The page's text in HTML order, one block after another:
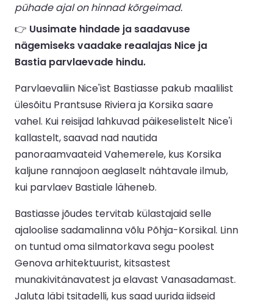
pühade ajal on hinnad kõrgeimad.
👉 Uusimate hindade ja saadavuse
nägemiseks vaadake reaalajas Nice ja
Bastia parvlaevade hindu.
Parvlaevaliin Nice'ist Bastiasse pakub maalilist
ülesõitu Prantsuse Riviera ja Korsika saare
vahel. Kui reisijad lahkuvad päikeselistelt Nice'i
kallastelt, saavad nad nautida
panoraamvaateid Vahemerele, kus Korsika
kaljune rannajoon aeglaselt nähtavale ilmub,
kui parvlaev Bastiale läheneb.
Bastiasse jõudes tervitab külastajaid selle
ajaloolise sadamalinna võlu Põhja-Korsikal. Linn
on tuntud oma silmatorkava segu poolest
Genova arhitektuurist, kitsastest
munakivitänavatest ja elavast Vanasadamast.
Jaluta läbi tsitadelli, kus saad uurida iidseid